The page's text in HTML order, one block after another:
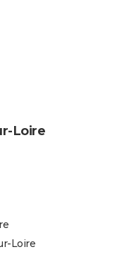
Loire
Loire